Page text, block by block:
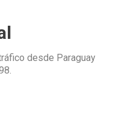
desde Paraguay